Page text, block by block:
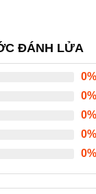
ĐÁNH LỬA
0%
0%
0%
0%
0%